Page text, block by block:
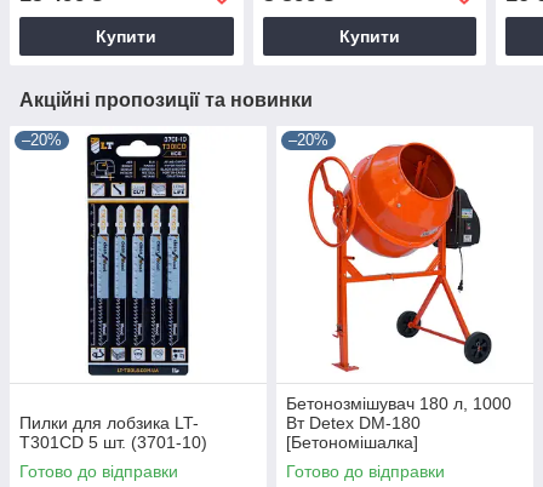
Купити Купити
Акційні пропозиції та новинки
–20%
Пилки для лобзика LT-
T301CD 5 шт. (3701-10)
Готово до відправки
–20%
Бетонозмішувач 180 л, 1000
Вт Detex DM-180
[Бетономішалка]
Готово до відправки